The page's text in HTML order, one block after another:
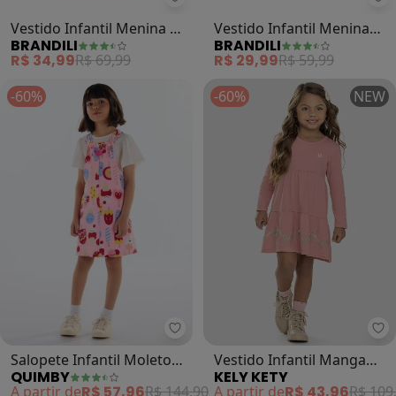
Brandili - Vestido Infantil Menina
Vestido Infantil Menina de
Florzinhas (Rosa)
BRANDILI
R$ 34,99R$ 69,99
Vestido Infantil Menina
Floral (Rosa)
BRANDILI
R$ 29,99R$ 59,99
-60%
Quimby - Salopete Infantil
Salopete Infantil Moletom
(Rosa)
QUIMBY
A partir de R$ 144,90
-60% NEW
Vestido Infantil Manga
Longa com Babados
KELY KETY
A partir deR$ 43,96R$